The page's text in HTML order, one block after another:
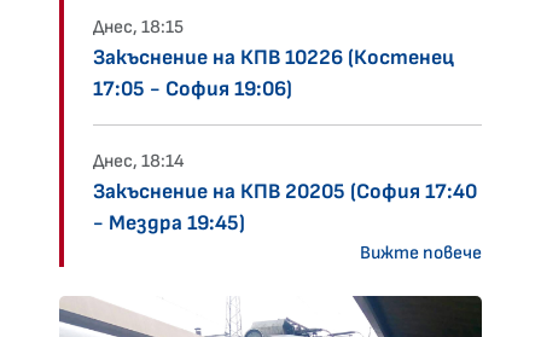
Днес, 18:15
Закъснение на КПВ 10226 (Костенец
17:05 - София 19:06)
Днес, 18:14
Закъснение на КПВ 20205 (София 17:40
- Мездра 19:45)
Вижте повече